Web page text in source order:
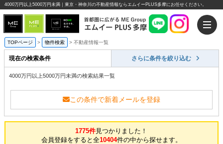
4000万円以上5000万円未満｜東京・神奈川の不動産情報ならエムイーPLUS多摩にお任せください。
TOPページ > 物件検索 > 不動産情報一覧
現在の検索条件 さらに条件を絞り込む
4000万円以上5000万円未満の検索結果一覧
この条件で新着メールを登録
1775件見つかりました！
会員登録をすると全10404件の中から探せます。